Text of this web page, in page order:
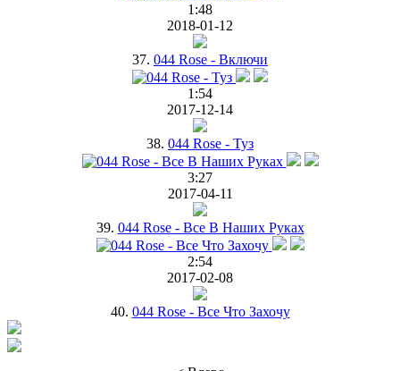
1:48
2018-01-12
37. 044 Rose - Включи
1:54
2017-12-14
38. 044 Rose - Туз
3:27
2017-04-11
39. 044 Rose - Все В Наших Руках
2:54
2017-02-08
40. 044 Rose - Все Что Захочу